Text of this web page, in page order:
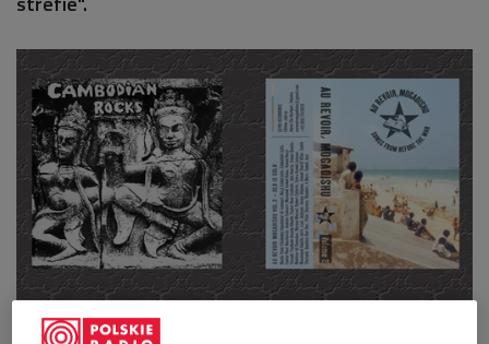
Okładki płyt Foto: mat. promocyjne